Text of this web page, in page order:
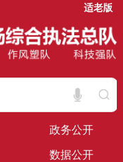
适老版
政务公开
数据公开